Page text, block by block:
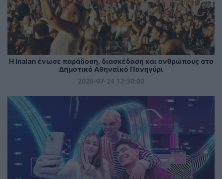
Η Inalan ένωσε παράδοση, διασκέδαση και ανθρώπους στο
Δημοτικό Αθηναϊκό Πανηγύρι
2026-07-24 12:30:00